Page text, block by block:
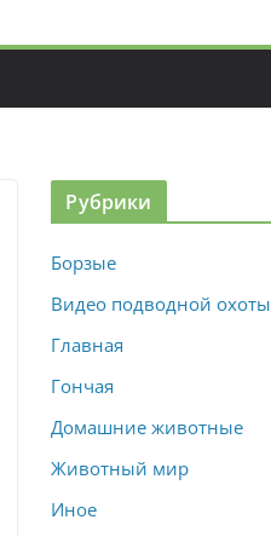
Рубрики
Борзые
Видео подводной охоты
Главная
Гончая
Домашние животные
Животный мир
Иное